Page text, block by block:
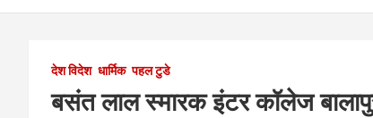
देश विदेश धार्मिक पहल टुडे
बसंत लाल स्मारक इंटर कॉलेज